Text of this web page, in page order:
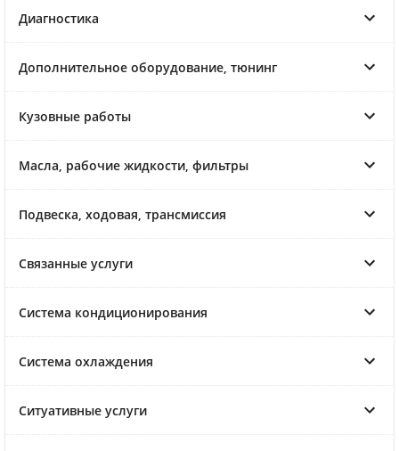
Диагностика
Дополнительное оборудование, тюнинг
Кузовные работы
Масла, рабочие жидкости, фильтры
Подвеска, ходовая, трансмиссия
Связанные услуги
Система кондиционирования
Система охлаждения
Ситуативные услуги